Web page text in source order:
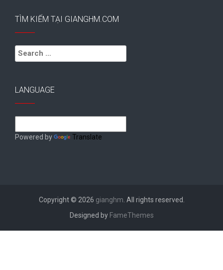
TÌM KIẾM TẠI GIANGHM.COM
Search
for:
LANGUAGE
Powered by Translate
Copyright © 2026 gianghm . All rights reserved.
Designed by FameThemes